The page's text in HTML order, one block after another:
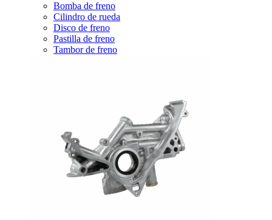
Bomba de freno
Cilindro de rueda
Disco de freno
Pastilla de freno
Tambor de freno